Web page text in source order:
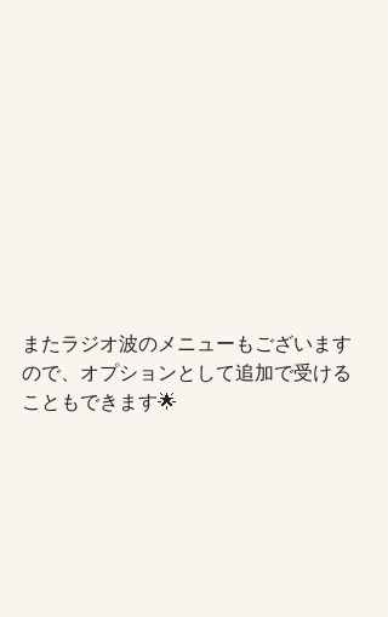
またラジオ波のメニューもございます
ので、オプションとして追加で受ける
こともできます🌟